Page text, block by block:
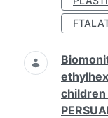
children